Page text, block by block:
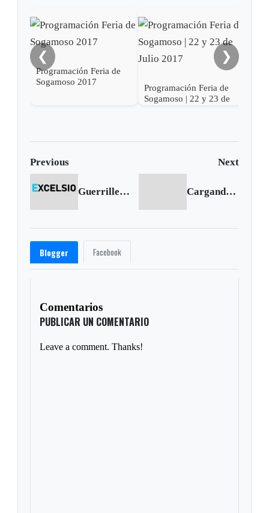
❮
Programación Feria de
Sogamoso 2017
Programación Feria de
Sogamoso | 22 y 23 de
❯
Previous Next
Guerrillero del ELN fue detenido en Chiscas Cargando siguiente...
Blogger Facebook
Comentarios
PUBLICAR UN COMENTARIO
Leave a comment. Thanks!